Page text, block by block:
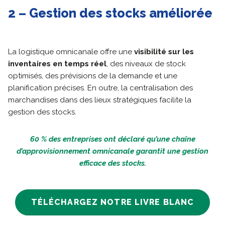
2 – Gestion des stocks améliorée
La logistique omnicanale offre une visibilité sur les
inventaires en temps réel, des niveaux de stock
optimisés, des prévisions de la demande et une
planification précises. En outre, la centralisation des
marchandises dans des lieux stratégiques facilite la
gestion des stocks.
60 % des entreprises ont déclaré qu’une chaîne
d’approvisionnement omnicanale garantit une gestion
efficace des stocks.
TÉLÉCHARGEZ NOTRE LIVRE BLANC